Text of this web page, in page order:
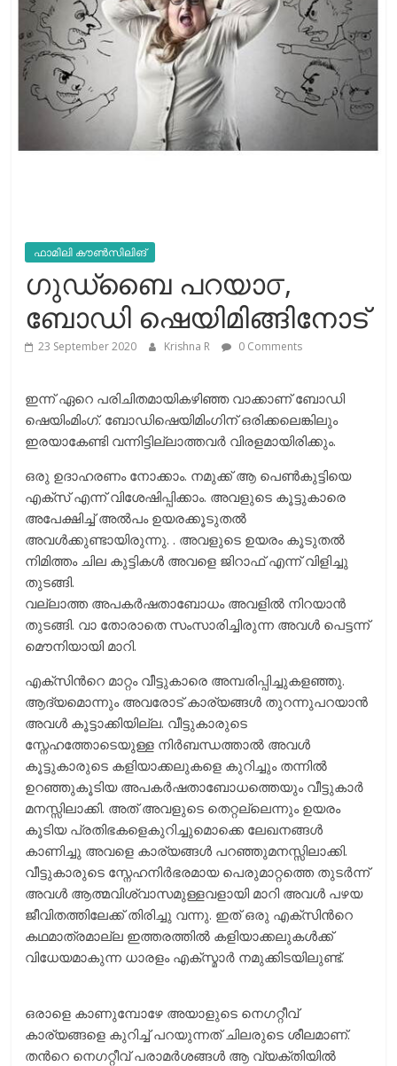
ഫാമിലി കൗൺസിലിങ്
ഗുഡ്ബൈ പറയാ൦,
ബോഡി ഷെയിമിങ്ങിനോട്
23 September 2020 Krishna R 0 Comments
ഇന്ന് ഏറെ പരിചിതമായികഴിഞ്ഞ വാക്കാണ് ബോഡി
ഷെയിംമിംഗ്. ബോഡിഷെയിമിംഗിന് ഒരിക്കലെങ്കിലും
ഇരയാകേണ്ടി വന്നിട്ടില്ലാത്തവര്‍ വിരളമായിരിക്കും.
ഒരു ഉദാഹരണം നോക്കാം. നമുക്ക് ആ പെണ്‍കുട്ടിയെ
എക്സ് എന്ന് വിശേഷിപ്പിക്കാം. അവളുടെ കൂട്ടുകാരെ
അപേക്ഷിച്ച് അല്‍പം ഉയരക്കൂടുതല്‍
അവള്‍ക്കുണ്ടായിരുന്നു. . അവളുടെ ഉയരം കൂടുതല്‍
നിമിത്തം ചില കുട്ടികള്‍ അവളെ ജിറാഫ് എന്ന് വിളിച്ചു
തുടങ്ങി.
വല്ലാത്ത അപകര്‍ഷതാബോധം അവളില്‍ നിറയാന്‍
തുടങ്ങി. വാ തോരാതെ സംസാരിച്ചിരുന്ന അവള്‍ പെട്ടന്ന്
മൌനിയായി മാറി.
എക്സിന്‍റെ മാറ്റം വീട്ടുകാരെ അമ്പരിപ്പിച്ചുകളഞ്ഞു.
ആദ്യമൊന്നും അവരോട് കാര്യങ്ങള്‍ തുറന്നുപറയാന്‍‌
അവള്‍ കൂട്ടാക്കിയില്ല. വീട്ടുകാരുടെ
സ്നേഹത്തോടെയുള്ള നിര്‍ബന്ധത്താല്‍ അവള്‍
കൂട്ടുകാരുടെ കളിയാക്കലുകളെ കുറിച്ചും തന്നില്‍
ഉറഞ്ഞുകൂടിയ അപകര്‍ഷതാബോധത്തെയും വീട്ടുകാര്‍
മനസ്സിലാക്കി. അത് അവളുടെ തെറ്റല്ലെന്നും ഉയരം
കൂടിയ പ്രതിഭകളെകുറിച്ചുമൊക്കെ ലേഖനങ്ങള്‍
കാണിച്ചു അവളെ കാര്യങ്ങള്‍ പറഞ്ഞുമനസ്സിലാക്കി.
വീട്ടുകാരുടെ സ്നേഹനിര്‍ഭരമായ പെരുമാറ്റത്തെ തുടര്‍ന്ന്
അവള്‍ ആത്മവിശ്വാസമുള്ളവളായി മാറി അവള്‍ പഴയ
ജീവിതത്തിലേക്ക് തിരിച്ചു വന്നു. ഇത് ഒരു എക്സിന്‍റെ
കഥമാത്രമാല്ല ഇത്തരത്തില്‍ കളിയാക്കലുകള്‍ക്ക്
വിധേയമാകുന്ന ധാരളം എക്സ്മാര്‍ നമുക്കിടയിലുണ്ട്.
ഒരാളെ കാണുമ്പോഴേ അയാളുടെ നെഗറ്റീവ്
കാര്യങ്ങളെ കുറിച്ച് പറയുന്നത് ചിലരുടെ ശീലമാണ്.
തന്‍റെ നെഗറ്റീവ് പരാമര്‍ശങ്ങള്‍ ആ വ്യക്തിയില്‍